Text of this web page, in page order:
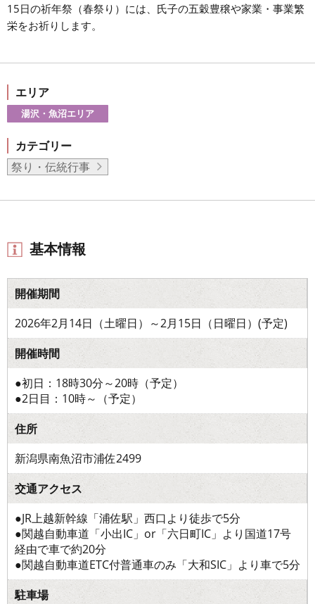
15日の祈年祭（春祭り）には、氏子の五穀豊穣や家業・事業繁
栄をお祈りします。
エリア
湯沢・魚沼エリア
カテゴリー
祭り・伝統行事
基本情報
開催期間
2026年2月14日（土曜日）～2月15日（日曜日）(予定)
開催時間
●初日：18時30分～20時（予定）
●2日目：10時～（予定）
住所
新潟県南魚沼市浦佐2499
交通アクセス
●JR上越新幹線「浦佐駅」西口より徒歩で5分
●関越自動車道「小出IC」or「六日町IC」より国道17号
経由で車で約20分
●関越自動車道ETC付普通車のみ「大和SIC」より車で5分
駐車場